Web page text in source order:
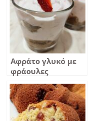
Αφράτο γλυκό με
φράουλες